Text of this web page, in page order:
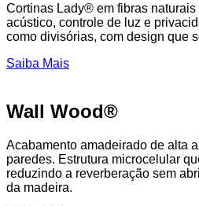
Cortinas Lady® em fibras
acústico, controle de luz e
como divisórias, com design que
Saiba Mais
Wall Wood®
Acabamento amadeirado de alta
paredes. Estrutura microcelular
reduzindo a reverberação sem
da madeira.